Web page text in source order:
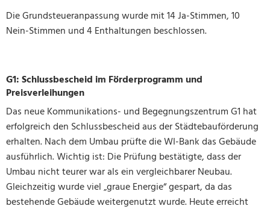
Die Grundsteueranpassung wurde mit 14 Ja-Stimmen, 10
Nein-Stimmen und 4 Enthaltungen beschlossen.
G1: Schlussbescheid im Förderprogramm und
Preisverleihungen
Das neue Kommunikations- und Begegnungszentrum G1 hat
erfolgreich den Schlussbescheid aus der Städtebauförderung
erhalten. Nach dem Umbau prüfte die WI-Bank das Gebäude
ausführlich. Wichtig ist: Die Prüfung bestätigte, dass der
Umbau nicht teurer war als ein vergleichbarer Neubau.
Gleichzeitig wurde viel „graue Energie“ gespart, da das
bestehende Gebäude weitergenutzt wurde. Heute erreicht